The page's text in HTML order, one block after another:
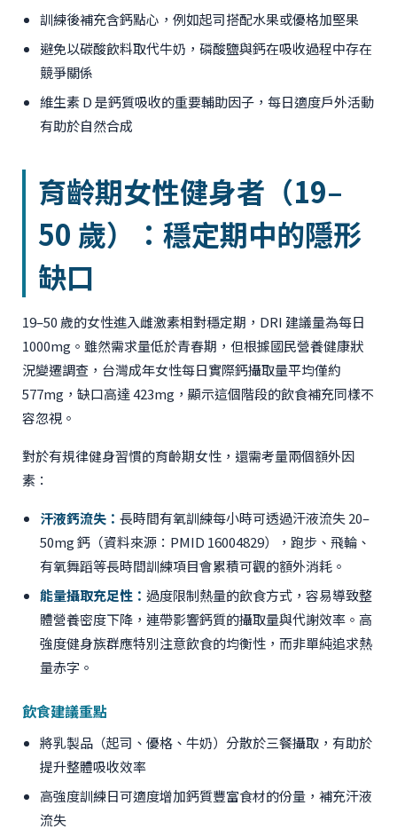
訓練後補充含鈣點心，例如起司搭配水果或優格加堅果
避免以碳酸飲料取代牛奶，磷酸鹽與鈣在吸收過程中存在
競爭關係
維生素 D 是鈣質吸收的重要輔助因子，每日適度戶外活動
有助於自然合成
育齡期女性健身者（19–
50 歲）：穩定期中的隱形
缺口
19–50 歲的女性進入雌激素相對穩定期，DRI 建議量為每日
1000mg。雖然需求量低於青春期，但根據國民營養健康狀
況變遷調查，台灣成年女性每日實際鈣攝取量平均僅約
577mg，缺口高達 423mg，顯示這個階段的飲食補充同樣不
容忽視。
對於有規律健身習慣的育齡期女性，還需考量兩個額外因
素：
汗液鈣流失： 長時間有氧訓練每小時可透過汗液流失 20–
50mg 鈣（資料來源：PMID 16004829），跑步、飛輪、
有氧舞蹈等長時間訓練項目會累積可觀的額外消耗。
能量攝取充足性： 過度限制熱量的飲食方式，容易導致整
體營養密度下降，連帶影響鈣質的攝取量與代謝效率。高
強度健身族群應特別注意飲食的均衡性，而非單純追求熱
量赤字。
飲食建議重點
將乳製品（起司、優格、牛奶）分散於三餐攝取，有助於
提升整體吸收效率
高強度訓練日可適度增加鈣質豐富食材的份量，補充汗液
流失